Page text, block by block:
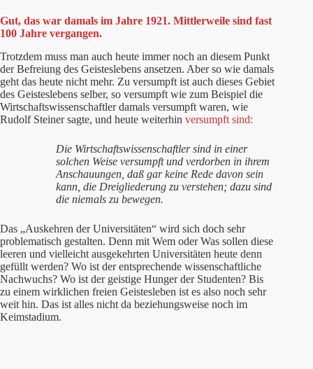
Gut, das war damals im Jahre 1921. Mittlerweile sind fast
100 Jahre vergangen.
Trotzdem muss man auch heute immer noch an diesem Punkt
der Befreiung des Geisteslebens ansetzen. Aber so wie damals
geht das heute nicht mehr. Zu versumpft ist auch dieses Gebiet
des Geisteslebens selber, so versumpft wie zum Beispiel die
Wirtschaftswissenschaftler damals versumpft waren, wie
Rudolf Steiner sagte, und heute weiterhin versumpft sind:
Die Wirtschaftswissenschaftler sind in einer
solchen Weise versumpft und verdorben in ihrem
Anschauungen, daß gar keine Rede davon sein
kann, die Dreigliederung zu verstehen; dazu sind
die niemals zu bewegen.
Das „Auskehren der Universitäten“ wird sich doch sehr
problematisch gestalten. Denn mit Wem oder Was sollen diese
leeren und vielleicht ausgekehrten Universitäten heute denn
gefüllt werden? Wo ist der entsprechende wissenschaftliche
Nachwuchs? Wo ist der geistige Hunger der Studenten? Bis
zu einem wirklichen freien Geistesleben ist es also noch sehr
weit hin. Das ist alles nicht da beziehungsweise noch im
Keimstadium.